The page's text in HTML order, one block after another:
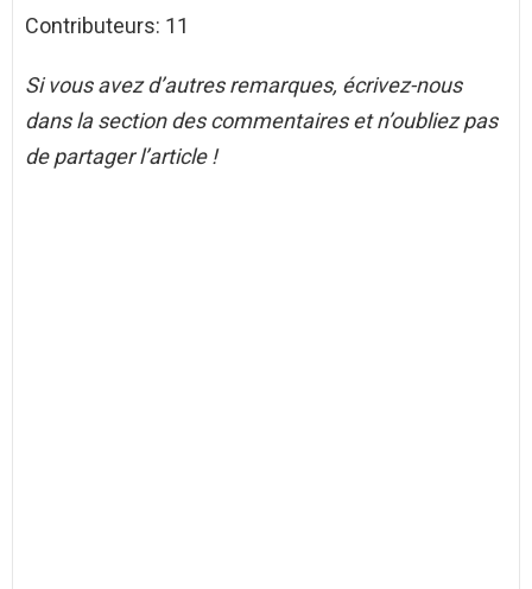
Contributeurs: 11
Si vous avez d’autres remarques, écrivez-nous
dans la section des commentaires et n’oubliez pas
de partager l’article !